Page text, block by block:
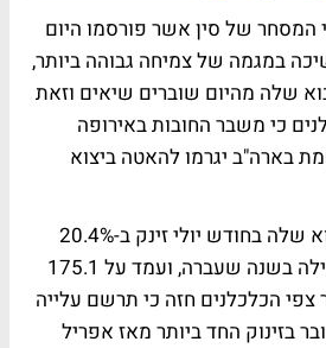
המסחר של סין אשר פורסמו היום
במגמה של צמיחה גבוהה ביותר,
שלה מהיום שוברים שיאים וזאת
כי משבר החובות באירופה
בארה"ב יגרמו להאטה ביצוא
היום דיווחה סין כי היצוא שלה בחודש יולי זינק ב-20.4%
לעומת התקופה המקבילה בשנה שעברה, ועמד על 175.1
צפי הכלכלנים חזה כי תרשם עלייה
כי מדובר בזינוק החד ביותר מאז אפריל